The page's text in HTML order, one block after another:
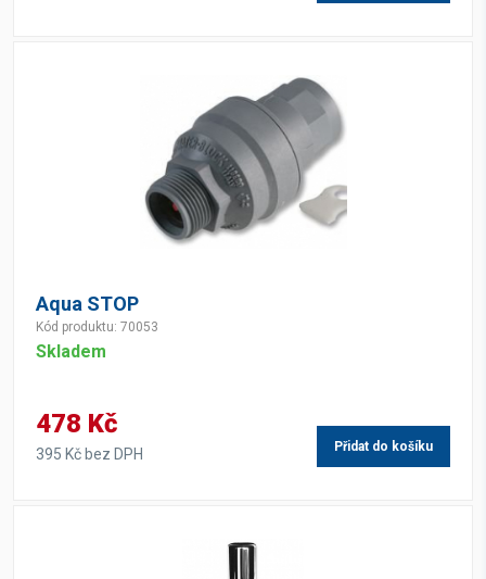
Aqua STOP
Kód produktu: 70053
Skladem
478 Kč
395 Kč bez DPH Přidat do košíku